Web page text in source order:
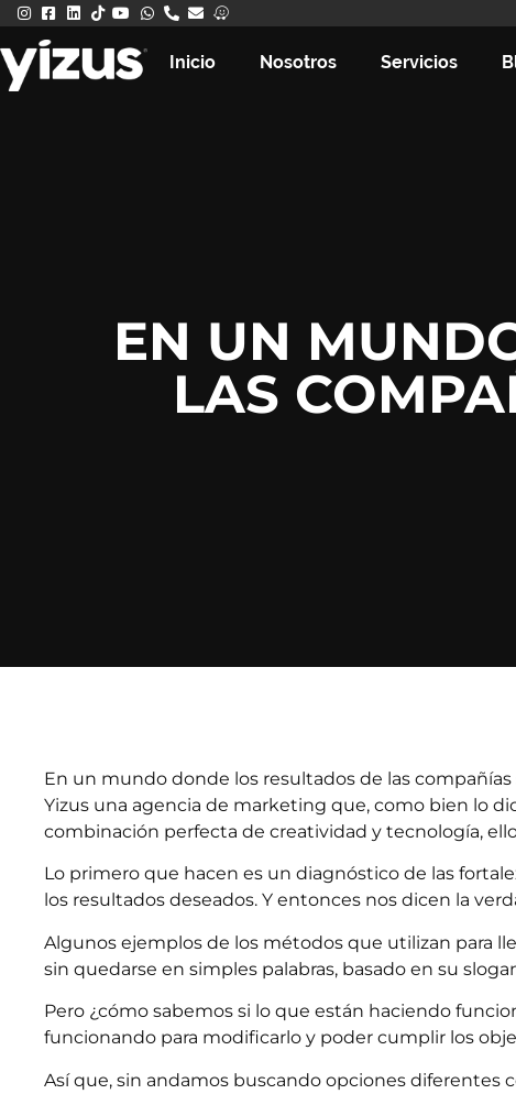
Inicio Nosotros Servicios
EN UN
LAS
En un mundo donde los resultados de las
Yizus una agencia de marketing que, como bien lo
combinación perfecta de creatividad y tecnología,
Lo primero que hacen es un diagnóstico de las
los resultados deseados. Y entonces nos dicen la
Algunos ejemplos de los métodos que utilizan para
sin quedarse en simples palabras, basado en su
Pero ¿cómo sabemos si lo que están haciendo
funcionando para modificarlo y poder cumplir los
Así que, sin andamos buscando opciones diferentes